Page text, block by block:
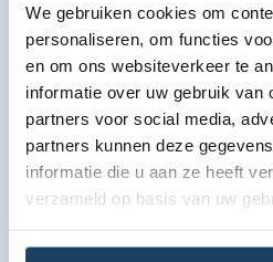
We gebruiken cookies om
personaliseren, om functies
en om ons websiteverkeer te
informatie over uw gebruik van
partners voor social media,
partners kunnen deze
informatie die u aan ze heeft
verzameld op basis van uw
Bekijk lease